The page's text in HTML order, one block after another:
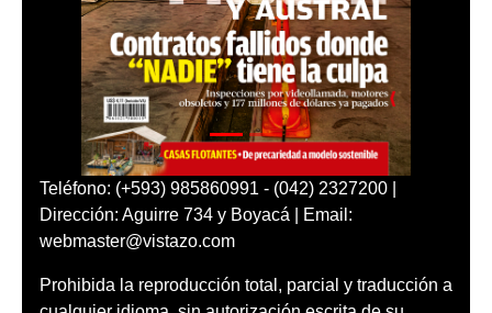
Teléfono: (+593) 985860991 - (042) 2327200 |
Dirección: Aguirre 734 y Boyacá | Email:
webmaster@vistazo.com
Prohibida la reproducción total, parcial y traducción a